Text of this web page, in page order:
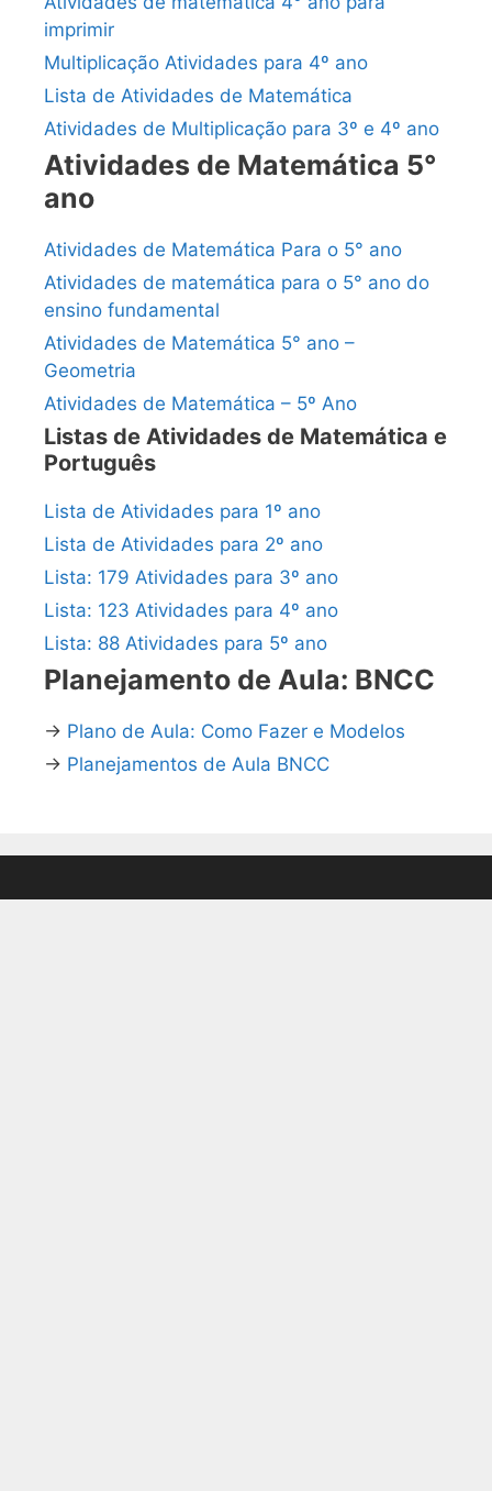
imprimir
Multiplicação Atividades para 4º ano
Lista de Atividades de Matemática
Atividades de Multiplicação para 3º e 4º ano
Atividades de Matemática 5°
ano
Atividades de Matemática Para o 5° ano
Atividades de matemática para o 5° ano do
ensino fundamental
Atividades de Matemática 5° ano –
Geometria
Atividades de Matemática – 5º Ano
Listas de Atividades de Matemática e
Português
Lista de Atividades para 1º ano
Lista de Atividades para 2º ano
Lista: 179 Atividades para 3º ano
Lista: 123 Atividades para 4º ano
Lista: 88 Atividades para 5º ano
Planejamento de Aula: BNCC
→ Plano de Aula: Como Fazer e Modelos
→ Planejamentos de Aula BNCC